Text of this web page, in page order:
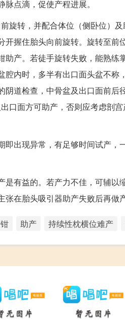
点滴，促使产程进展。
旋转，并配合体位（侧卧位）
握住胎头向前旋转。旋转至前
产。若徒手旋转失败，能熟
内时，多半有出口面头盆不
道检查，中骨盆及出口面前
口面方可助产，否则应考虑剖
出现异常，有足够时间试产
有益的。若产力不佳，可辅
在胎头吸引器助产失败后再做
助产 持续性枕横位难产